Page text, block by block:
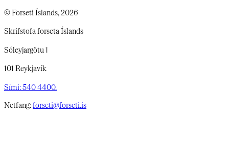
© Forseti Íslands, 2026
Skrifstofa forseta Íslands
Sóleyjargötu 1
101 Reykjavík
Sími: 540 4400.
Netfang:forseti@forseti.is